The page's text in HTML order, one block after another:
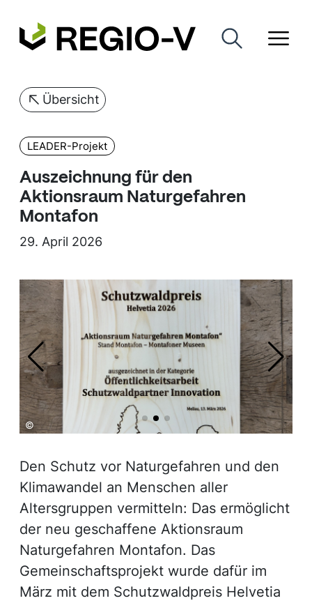
Übersicht
LEADER-Projekt
Auszeichnung für den
Aktionsraum Naturgefahren
Montafon
29. April 2026
©
Den Schutz vor Naturgefahren und den
Klimawandel an Menschen aller
Altersgruppen vermitteln: Das ermöglicht
der neu geschaffene Aktionsraum
Naturgefahren Montafon. Das
Gemeinschaftsprojekt wurde dafür im
März mit dem Schutzwaldpreis Helvetia